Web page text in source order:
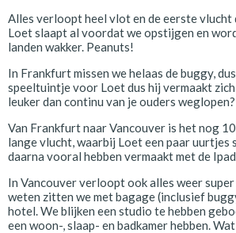
Alles verloopt heel vlot en de eerste vlucht
Loet slaapt al voordat we opstijgen en
landen wakker. Peanuts!
In Frankfurt missen we helaas de buggy,
speeltuintje voor Loet dus hij vermaakt
leuker dan continu van je ouders weglopen?
Van Frankfurt naar Vancouver is het nog
lange vlucht, waarbij Loet een paar uurtjes
daarna vooral hebben vermaakt met de
In Vancouver verloopt ook alles weer
weten zitten we met bagage (inclusief
hotel. We blijken een studio te hebben
een woon-, slaap- en badkamer hebben.